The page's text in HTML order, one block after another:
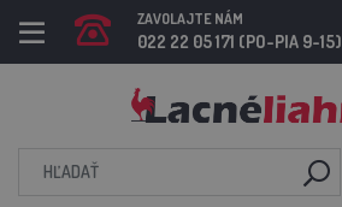
ZAVOLAJTE NÁM
022 22 05 171 (PO-PIA 9-15)